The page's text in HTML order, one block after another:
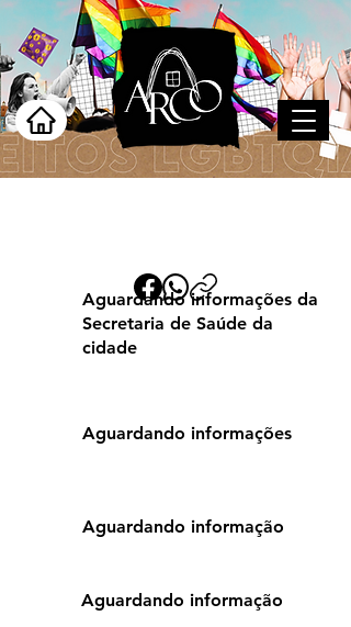
Aguardando informações da
Secretaria de Saúde da
cidade
Aguardando informações
Aguardando informação
Aguardando informação